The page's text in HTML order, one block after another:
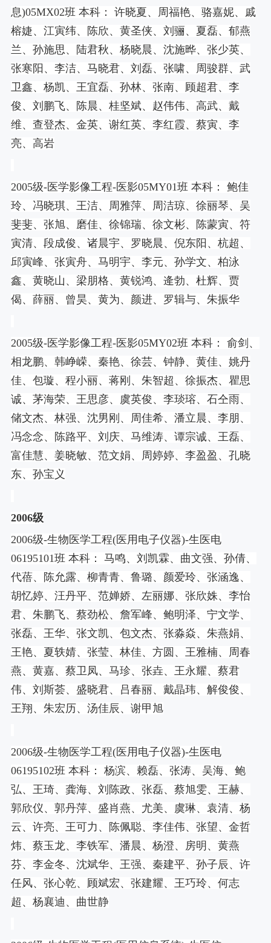
息)05MX02班 本科： 许晓夏、周福艳、骆嘉妮、戚
榕婕、江寅纬、陈欣、黄圣侠、刘骊、夏磊、郁燕
兰、孙施思、陆君秋、杨晓晨、沈施晔、张少英、
张寒阳、李洁、马晓君、刘磊、张啸、周骏群、武
卫鑫、杨凯、王宜磊、孙林、张南、顾超君、李
俊、刘鹏飞、陈晨、桂坚斌、赵伟伟、高武、戴
维、查登杰、金英、谢红英、李红霞、蔡寅、李
亮、高岩
2005级-医学影像工程-医影05MY01班 本科： 鲍佳
玲、冯晓琪、王洁、周雅萍、周洁琼、徐丽琴、吴
斐斐、张旭、磨佳、徐锦瑞、徐文彬、陈蒙寅、符
寅清、段成俊、诸晨宇、罗晓晨、倪东阳、杭超、
邱寅峰、张寅舟、马明宇、李元、孙学文、柏泳
鑫、黄晓山、梁朋格、黄锐鸿、逄勃、杜辉、贾
偈、薛丽、曾昊、黄为、颜进、罗辑与、朱振华
2005级-医学影像工程-医影05MY02班 本科： 俞剑、
相龙鹏、韩峥嵘、秦艳、徐芸、钟静、黄佳、姚丹
佳、包璇、程小丽、蒋刚、朱智超、徐振杰、瞿思
诚、茅海荣、王思彦、虞英俊、李琰瑢、石仝雨、
储文杰、林强、沈男刚、周佳希、潘立晨、李朋、
冯念念、陈路平、刘庆、马维涛、谭宗诚、王磊、
富佳慧、姜晓敏、范文娟、周婷婷、李盈盈、孔晓
东、孙宝义
2006级
2006级-生物医学工程(医用电子仪器)-生医电
06195101班 本科： 马鸣、刘凯霖、曲文强、孙倩、
代蓓、陈允露、柳青青、鲁璐、颜爱玲、张涵逸、
胡忆婷、汪丹平、范婵娇、左丽娜、张欣姝、李怡
君、朱鹏飞、蔡劲松、詹军峰、鲍明泽、宁文学、
张磊、王华、张文凯、包文杰、张淼焱、朱燕娟、
王艳、夏轶婧、张莹、林佳、方圆、王雅楠、周春
燕、黄嘉、蔡卫凤、马珍、张垚、王永耀、蔡君
伟、刘斯荟、盛晓君、吕春丽、戴晶玮、解俊俊、
王翔、朱宏历、汤佳辰、谢甲旭
2006级-生物医学工程(医用电子仪器)-生医电
06195102班 本科： 杨滨、赖磊、张涛、吴海、鲍
弘、王琦、龚海、刘陈政、张磊、蔡旭雯、王赫、
郭欣仪、郭丹萍、盛肖燕、尤美、虞琳、袁清、杨
云、许亮、王可力、陈佩聪、李佳伟、张望、金哲
炜、蔡玉龙、李铁军、潘晨、杨澄、房明、黄燕
芬、李金冬、沈斌华、王强、秦建平、孙子辰、许
任风、张心乾、顾斌宏、张建耀、王巧玲、何志
超、杨襄迪、曲世静